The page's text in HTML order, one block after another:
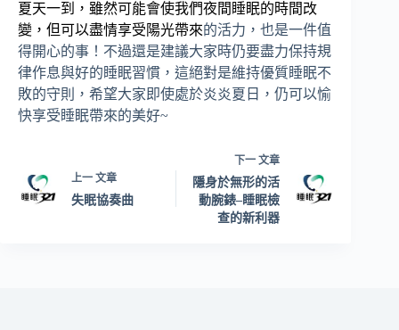
夏天一到，雖然可能會使我們夜間睡眠的時間改
變，但可以盡情享受陽光帶來的活力，也是一件值
得開心的事！不過還是建議大家時仍要盡力保持規
律作息與好的睡眠習慣，這絕對是維持優質睡眠不
敗的守則，希望大家即使處於炎炎夏日，仍可以愉
快享受睡眠帶來的美好~
上一 文章
失眠協奏曲
下一文章
隱身於無形的活
動腕錶–睡眠檢
查的新利器